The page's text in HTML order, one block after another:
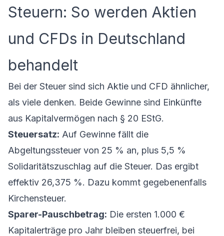
Steuern: So werden Aktien
und CFDs in Deutschland
behandelt
Bei der Steuer sind sich Aktie und CFD ähnlicher,
als viele denken. Beide Gewinne sind Einkünfte
aus Kapitalvermögen nach § 20 EStG.
Steuersatz: Auf Gewinne fällt die
Abgeltungssteuer von 25 % an, plus 5,5 %
Solidaritätszuschlag auf die Steuer. Das ergibt
effektiv 26,375 %. Dazu kommt gegebenenfalls
Kirchensteuer.
Sparer-Pauschbetrag: Die ersten 1.000 €
Kapitalerträge pro Jahr bleiben steuerfrei, bei